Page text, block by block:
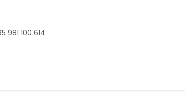
981 100 614